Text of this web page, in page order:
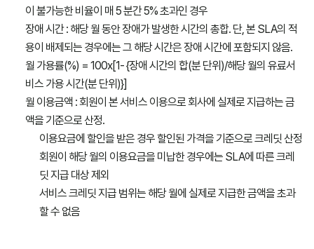
이 불가능한 비율이 매 5 분간 5% 초과인 경우
장애 시간 : 해당 월 동안 장애가 발생한 시간의 총합. 단, 본 SLA의 적
용이 배제되는 경우에는 그 해당 시간은 장애 시간에 포함되지 않음.
월 가용률(%) = 100ⅹ[1- {장애 시간의 합(분 단위)/해당 월의 유료서
비스 가용 시간(분 단위)}]
월 이용금액 : 회원이 본 서비스 이용으로 회사에 실제로 지급하는 금
액을 기준으로 산정.
이용요금에 할인을 받은 경우 할인된 가격을 기준으로 크레딧 산정
회원이 해당 월의 이용요금을 미납한 경우에는 SLA에 따른 크레
딧 지급 대상 제외
서비스 크레딧 지급 범위는 해당 월에 실제로 지급한 금액을 초과
할 수 없음